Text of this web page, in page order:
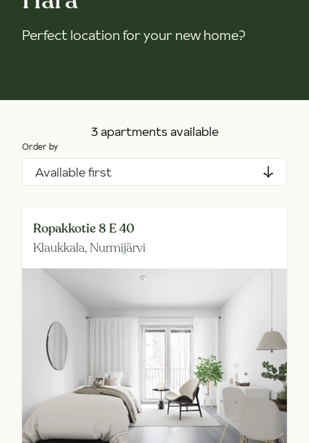
Perfect location for your new home?
3 apartments available
Order by
Available first
Ropakkotie 8 E 40
Klaukkala, Nurmijärvi